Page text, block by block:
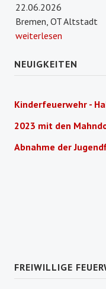
22.06.2026
Bremen, OT Altstadt
weiterlesen
NEUIGKEITEN
Kinderfeuerwehr -
2023 mit den
Abnahme der
FREIWILLIGE